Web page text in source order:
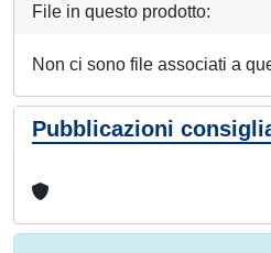
File in questo prodotto:
Non ci sono file associati a
Pubblicazioni